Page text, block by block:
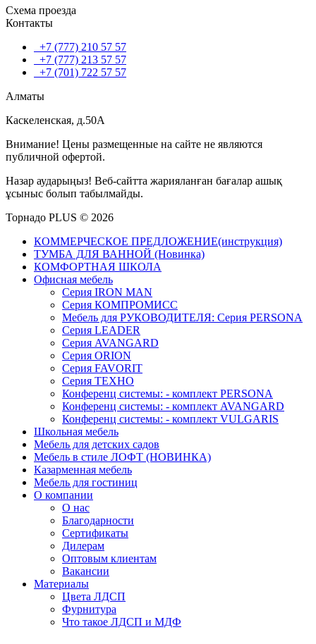
Схема проезда
Контакты
+7 (777) 210 57 57
+7 (777) 213 57 57
+7 (701) 722 57 57
Алматы
Каскеленская, д.50А
Внимание! Цены размещенные на сайте не являются
публичной офертой.
Назар аударыңыз! Веб-сайтта жарияланған бағалар ашық
ұсыныс болып табылмайды.
Торнадо PLUS © 2026
КОММЕРЧЕСКОЕ ПРЕДЛОЖЕНИЕ(инструкция)
ТУМБА ДЛЯ ВАННОЙ (Новинка)
КОМФОРТНАЯ ШКОЛА
Офисная мебель
Серия IRON MAN
Серия КОМПРОМИСС
Мебель для РУКОВОДИТЕЛЯ: Серия PERSONA
Серия LEADER
Серия AVANGARD
Серия ORION
Серия FAVORIT
Серия ТЕХНО
Конференц системы: - комплект PERSONA
Конференц системы: - комплект AVANGARD
Конференц системы: - комплект VULGARIS
Школьная мебель
Мебель для детских садов
Мебель в стиле ЛОФТ (НОВИНКА)
Казарменная мебель
Мебель для гостиниц
О компании
О нас
Благодарности
Сертификаты
Дилерам
Оптовым клиентам
Вакансии
Материалы
Цвета ЛДСП
Фурнитура
Что такое ЛДСП и МДФ